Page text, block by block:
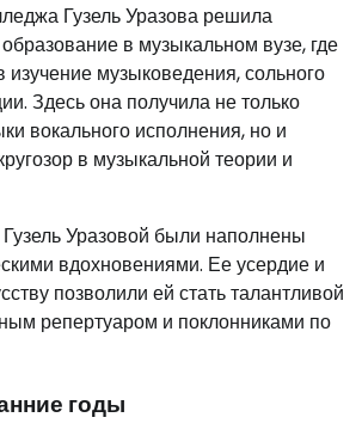
Гузель Уразова решила
в музыкальном вузе, где
изучение музыковедения, сольного
Здесь она получила не только
вокального исполнения, но и
в музыкальной теории и
Уразовой были наполнены
вдохновениями. Ее усердие и
позволили ей стать талантливой
репертуаром и поклонниками по
годы